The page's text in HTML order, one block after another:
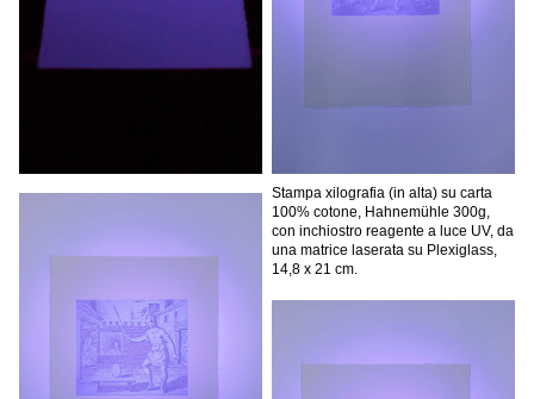
Stampa xilografia (in alta) su carta
100% cotone, Hahnemühle 300g,
con inchiostro reagente a luce UV, da
una matrice laserata su Plexiglass,
14,8 x 21 cm.